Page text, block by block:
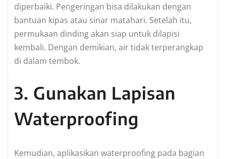
diperbaiki. Pengeringan bisa dilakukan dengan
bantuan kipas atau sinar matahari. Setelah itu,
permukaan dinding akan siap untuk dilapisi
kembali. Dengan demikian, air tidak terperangkap
di dalam tembok.
3. Gunakan Lapisan
Waterproofing
Kemudian, aplikasikan waterproofing pada bagian